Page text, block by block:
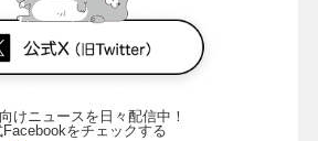
けニュースを日々配信中！
Facebookをチェックする